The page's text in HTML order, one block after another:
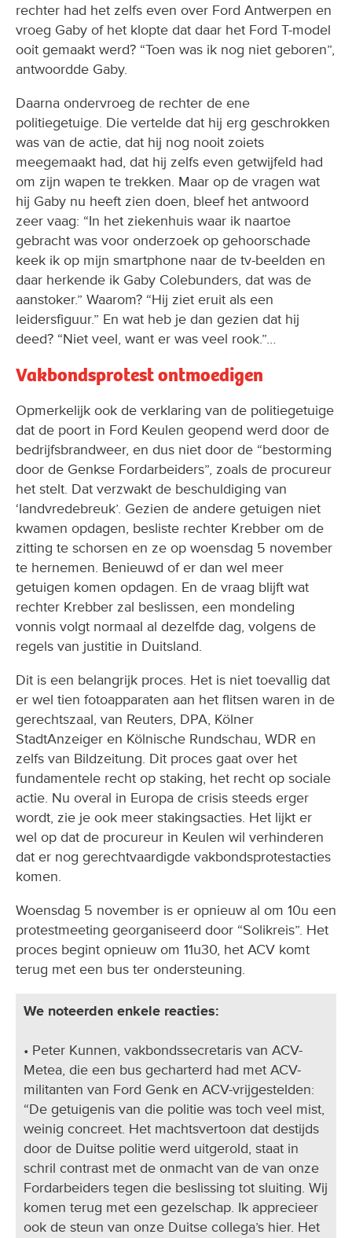
rechter had het zelfs even over Ford Antwerpen en
vroeg Gaby of het klopte dat daar het Ford T-model
ooit gemaakt werd? “Toen was ik nog niet geboren”,
antwoordde Gaby.
Daarna ondervroeg de rechter de ene
politiegetuige. Die vertelde dat hij erg geschrokken
was van de actie, dat hij nog nooit zoiets
meegemaakt had, dat hij zelfs even getwijfeld had
om zijn wapen te trekken. Maar op de vragen wat
hij Gaby nu heeft zien doen, bleef het antwoord
zeer vaag: “In het ziekenhuis waar ik naartoe
gebracht was voor onderzoek op gehoorschade
keek ik op mijn smartphone naar de tv-beelden en
daar herkende ik Gaby Colebunders, dat was de
aanstoker.” Waarom? “Hij ziet eruit als een
leidersfiguur.” En wat heb je dan gezien dat hij
deed? “Niet veel, want er was veel rook.”…
Vakbondsprotest ontmoedigen
Opmerkelijk ook de verklaring van de politiegetuige
dat de poort in Ford Keulen geopend werd door de
bedrijfsbrandweer, en dus niet door de “bestorming
door de Genkse Fordarbeiders”, zoals de procureur
het stelt. Dat verzwakt de beschuldiging van
‘landvredebreuk’. Gezien de andere getuigen niet
kwamen opdagen, besliste rechter Krebber om de
zitting te schorsen en ze op woensdag 5 november
te hernemen. Benieuwd of er dan wel meer
getuigen komen opdagen. En de vraag blijft wat
rechter Krebber zal beslissen, een mondeling
vonnis volgt normaal al dezelfde dag, volgens de
regels van justitie in Duitsland.
Dit is een belangrijk proces. Het is niet toevallig dat
er wel tien fotoapparaten aan het flitsen waren in de
gerechtszaal, van Reuters, DPA, Kölner
StadtAnzeiger en Kölnische Rundschau, WDR en
zelfs van Bildzeitung. Dit proces gaat over het
fundamentele recht op staking, het recht op sociale
actie. Nu overal in Europa de crisis steeds erger
wordt, zie je ook meer stakingsacties. Het lijkt er
wel op dat de procureur in Keulen wil verhinderen
dat er nog gerechtvaardigde vakbondsprotestacties
komen.
Woensdag 5 november is er opnieuw al om 10u een
protestmeeting georganiseerd door “Solikreis”. Het
proces begint opnieuw om 11u30, het ACV komt
terug met een bus ter ondersteuning.
We noteerden enkele reacties:
• Peter Kunnen, vakbondssecretaris van ACV-
Metea, die een bus gecharterd had met ACV-
militanten van Ford Genk en ACV-vrijgestelden:
“De getuigenis van die politie was toch veel mist,
weinig concreet. Het machtsvertoon dat destijds
door de Duitse politie werd uitgerold, staat in
schril contrast met de onmacht van de van onze
Fordarbeiders tegen die beslissing tot sluiting. Wij
komen terug met een gezelschap. Ik apprecieer
ook de steun van onze Duitse collega’s hier. Het